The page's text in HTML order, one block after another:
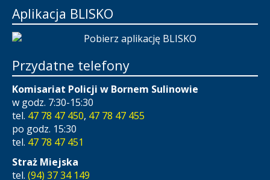
Aplikacja BLISKO
Przydatne telefony
Komisariat Policji w Bornem Sulinowie
w godz. 7:30-15:30
tel. 47 78 47 450, 47 78 47 455
po godz. 15:30
tel. 47 78 47 451
Straż Miejska
tel. (94) 37 34 149